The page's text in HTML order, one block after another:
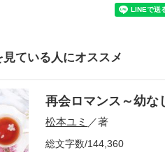
見ている人にオススメ
再会ロマンス～幼な
松本ユミ ／著
総文字数/144,360